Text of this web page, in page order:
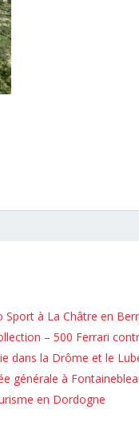
Sport à La Châtre en
– 500 Ferrari
dans la Drôme et le
générale à
en Dordogne